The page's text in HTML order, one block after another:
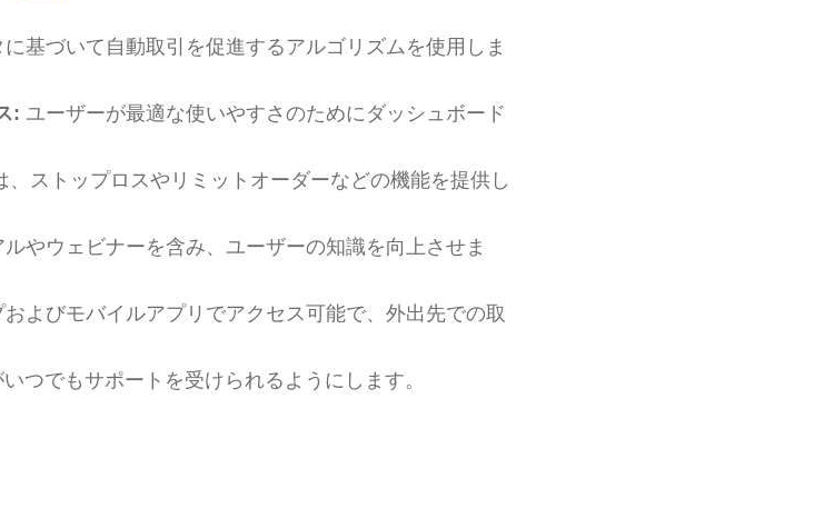
基づいて自動取引を促進するアルゴリズムを使用しま
: ユーザーが最適な使いやすさのためにダッシュボード
、ストップロスやリミットオーダーなどの機能を提供し
やウェビナーを含み、ユーザーの知識を向上させま
よびモバイルアプリでアクセス可能で、外出先での取
つでもサポートを受けられるようにします。